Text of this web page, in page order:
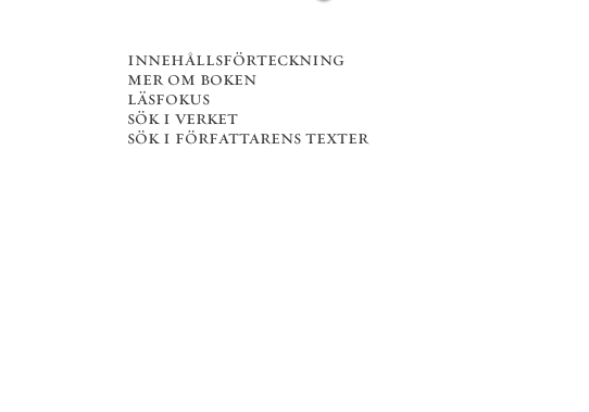
innehållsförteckning
mer om boken
läsfokus
sök i verket
sök i författarens texter